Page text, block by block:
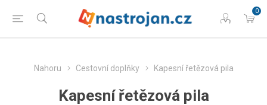
0
Nahoru Cestovní doplňky Kapesní řetězová pila
Kapesní řetězová pila